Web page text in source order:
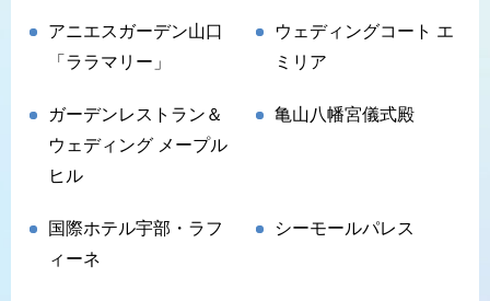
アニエスガーデン山口
「ララマリー」
ウェディングコート エ
ミリア
ガーデンレストラン＆
ウェディング メープル
ヒル
亀山八幡宮儀式殿
国際ホテル宇部・ラフ
ィーネ
シーモールパレス